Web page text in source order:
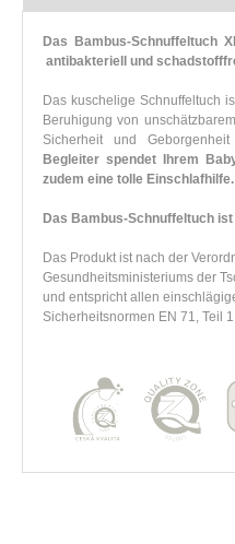
Das Bambus-Schnuffeltuch
antibakteriell und
Das kuschelige Schnuffeltuch
Beruhigung von
Sicherheit und
Begleiter spendet Ihrem
zudem eine tolle Einschlafhilfe.
Das Bambus-Schnuffeltuch
Das Produkt ist nach der
Gesundheitsministeriums der
und entspricht allen
Sicherheitsnormen EN 71, Teil